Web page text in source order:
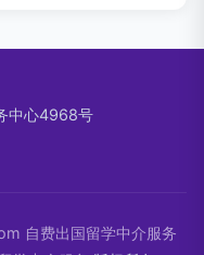
中心4968号
自费出国留学中介服务